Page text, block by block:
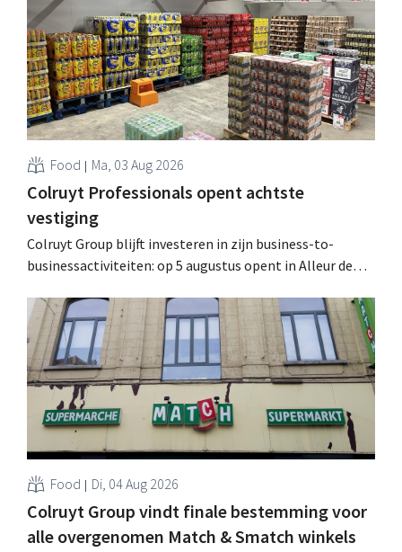
geïnformeerd worden." .
Food Ma, 03 Aug 2026
Colruyt Professionals opent achtste
vestiging
Colruyt Group blijft investeren in zijn business-to-
businessactiviteiten: op 5 augustus opent in Alleur de
winkelformule die zich uitsluitend richt op professionele
klanten. .
Food Di, 04 Aug 2026
Colruyt Group vindt finale bestemming voor
alle overgenomen Match & Smatch winkels